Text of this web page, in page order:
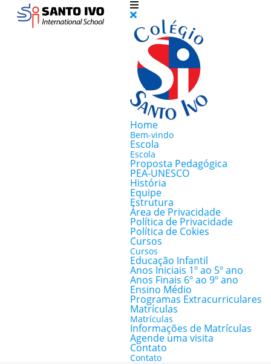
Home
Bem-vindo
Escola
Escola
Proposta Pedagógica
PEA-UNESCO
História
Equipe
Estrutura
Área de Privacidade
Política de Privacidade
Política de Cokies
Cursos
Cursos
Educação Infantil
Anos Iniciais 1º ao 5º ano
Anos Finais 6º ao 9º ano
Ensino Médio
Programas Extracurriculares
Matrículas
Matrículas
Informações de Matrículas
Agende uma visita
Contato
Contato